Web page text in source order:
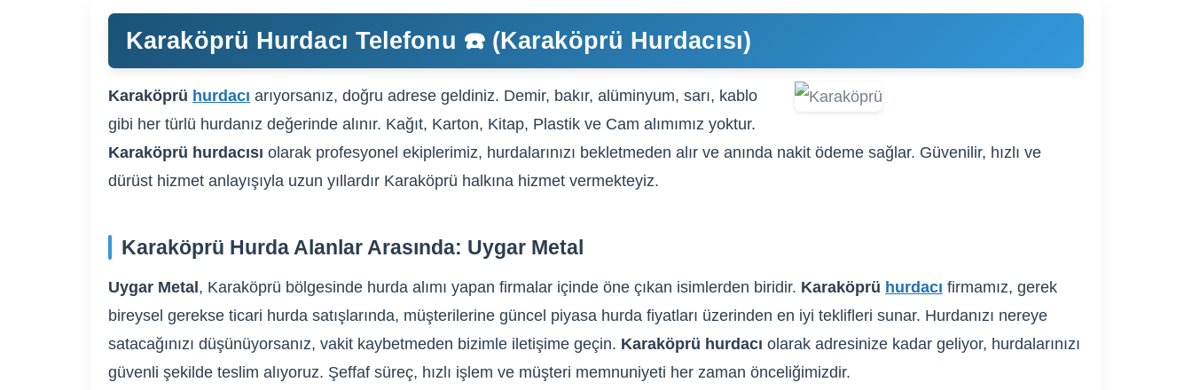
Karaköprü Hurdacı Telefonu ☎️ (Karaköprü Hurdacısı)
Karaköprü hurdacı arıyorsanız, doğru adrese geldiniz. Demir, bakır, alüminyum, sarı, kablo
gibi her türlü hurdanız değerinde alınır. Kağıt, Karton, Kitap, Plastik ve Cam alımımız yoktur.
Karaköprü hurdacısı olarak profesyonel ekiplerimiz, hurdalarınızı bekletmeden alır ve anında nakit ödeme sağlar. Güvenilir, hızlı ve
dürüst hizmet anlayışıyla uzun yıllardır Karaköprü halkına hizmet vermekteyiz.
Karaköprü Hurda Alanlar Arasında: Uygar Metal
Uygar Metal , Karaköprü bölgesinde hurda alımı yapan firmalar içinde öne çıkan isimlerden biridir. Karaköprü hurdacı firmamız, gerek
bireysel gerekse ticari hurda satışlarında, müşterilerine güncel piyasa hurda fiyatları üzerinden en iyi teklifleri sunar. Hurdanızı nereye
satacağınızı düşünüyorsanız, vakit kaybetmeden bizimle iletişime geçin. Karaköprü hurdacı olarak adresinize kadar geliyor, hurdalarınızı
güvenli şekilde teslim alıyoruz. Şeffaf süreç, hızlı işlem ve müşteri memnuniyeti her zaman önceliğimizdir.